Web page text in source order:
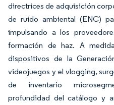
directrices de adquisición
de ruido ambiental (ENC)
impulsando a los
formación de haz. A
dispositivos de la
videojuegos y el vlogging,
de inventario
profundidad del catálogo y